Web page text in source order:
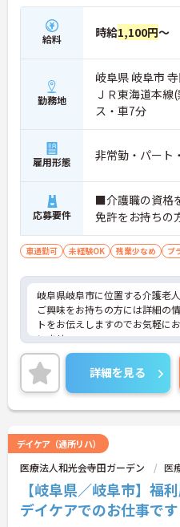
給料 時給1,100円～
勤務地
岐阜県 岐阜市
ＪＲ東海道本
ス・車7分
雇用形態 非常勤・パート
応募要件
■介護職の資格
免許をお持ちの
車通勤可 未経験OK 残業少なめ ブ
岐阜県岐阜市に位置する介護老人
ご興味をお持ちの方には詳細の
トをお伝えしますのでお気軽に
いませ。
詳細を見る
デイケア（通所リハ）
医療法人和光会寺田ガーデン 医
【岐阜県／岐阜市】福
デイケアでのお仕事で